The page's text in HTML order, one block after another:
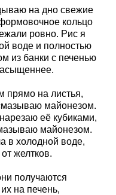
на дно свежие
кольцо
ровно. Рис я
воде и полностью
из банки с печенью
на листья,
майонезом.
её кубиками,
майонезом.
в холодной воде,
желтков.
получаются
на печень,